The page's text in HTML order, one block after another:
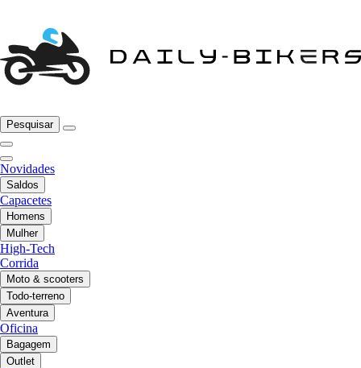
Pesquisar
Novidades
Saldos
Capacetes
Homens
Mulher
High-Tech
Corrida
Moto & scooters
Todo-terreno
Aventura
Oficina
Bagagem
Outlet